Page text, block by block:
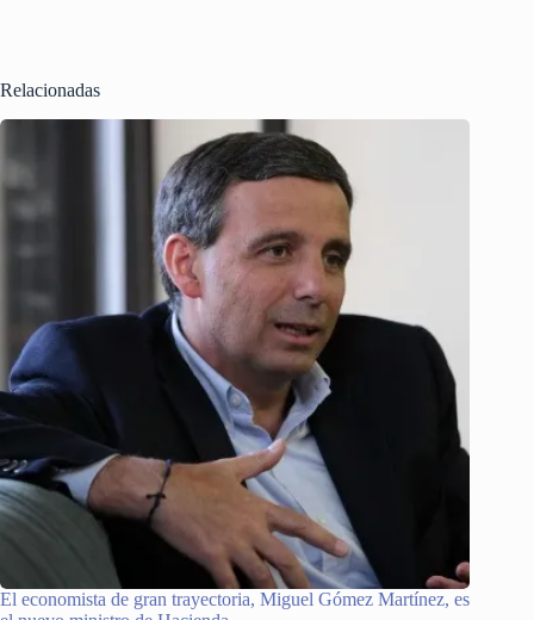
Relacionadas
El economista de gran trayectoria, Miguel Gómez Martínez, es